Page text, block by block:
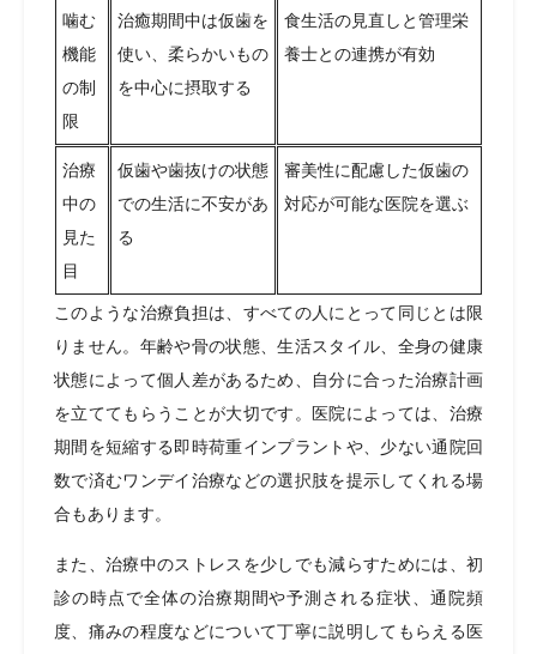
噛む
機能
の制
限
治癒期間中は仮歯を
使い、柔らかいもの
を中心に摂取する
食生活の見直しと管理栄
養士との連携が有効
治療
中の
見た
目
仮歯や歯抜けの状態
での生活に不安があ
る
審美性に配慮した仮歯の
対応が可能な医院を選ぶ
このような治療負担は、すべての人にとって同じとは限
りません。年齢や骨の状態、生活スタイル、全身の健康
状態によって個人差があるため、自分に合った治療計画
を立ててもらうことが大切です。医院によっては、治療
期間を短縮する即時荷重インプラントや、少ない通院回
数で済むワンデイ治療などの選択肢を提示してくれる場
合もあります。
また、治療中のストレスを少しでも減らすためには、初
診の時点で全体の治療期間や予測される症状、通院頻
度、痛みの程度などについて丁寧に説明してもらえる医